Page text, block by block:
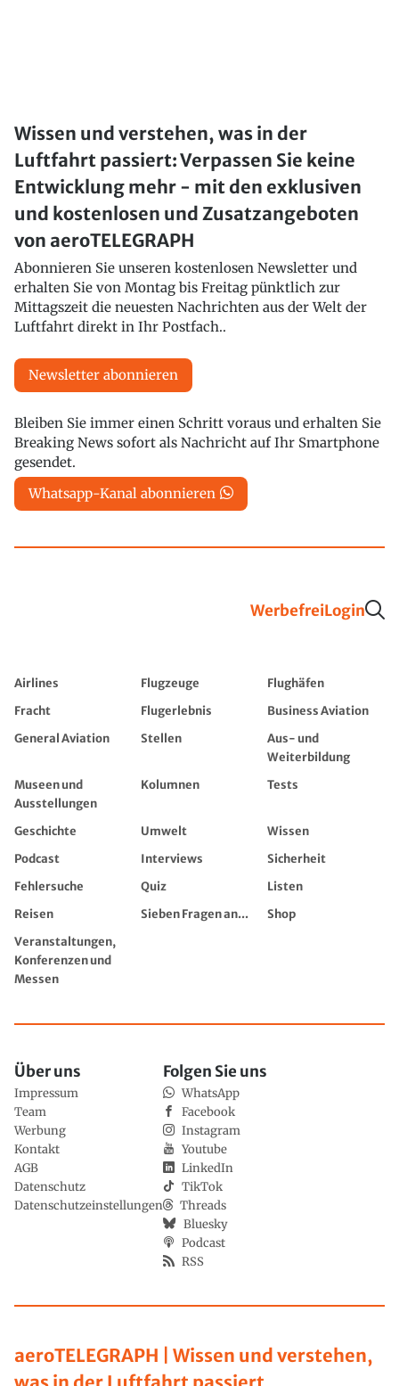
Wissen und verstehen, was in der
Luftfahrt passiert: Verpassen Sie keine
Entwicklung mehr - mit den exklusiven
und kostenlosen und Zusatzangeboten
von aeroTELEGRAPH
Abonnieren Sie unseren kostenlosen Newsletter und
erhalten Sie von Montag bis Freitag pünktlich zur
Mittagszeit die neuesten Nachrichten aus der Welt der
Luftfahrt direkt in Ihr Postfach..
Newsletter abonnieren
Bleiben Sie immer einen Schritt voraus und erhalten Sie
Breaking News sofort als Nachricht auf Ihr Smartphone
gesendet.
Whatsapp-Kanal abonnieren
WerbefreiLogin
Airlines Flugzeuge
Flughäfen
Fracht
Flugerlebnis
Business Aviation
General Aviation
Stellen
Aus- und
Weiterbildung
Museen und
Ausstellungen
Kolumnen Tests
Geschichte Umwelt
Wissen
Podcast
Interviews
Sicherheit
Fehlersuche
Quiz
Listen
Reisen
Sieben Fragen an...
Shop
Veranstaltungen,
Konferenzen und
Messen
aeroTELEGRAPH | Wissen und verstehen,
Über uns
Impressum
Team
Werbung
Kontakt
AGB
Datenschutz
Datenschutzeinstellungen
Folgen Sie uns
WhatsApp
Facebook
Instagram
Youtube
LinkedIn
TikTok
Threads
Bluesky
Podcast
RSS